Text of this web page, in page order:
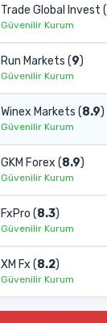
Trade Global Invest (
Güvenilir Kurum
Run Markets (9)
Güvenilir Kurum
Winex Markets (8.9)
Güvenilir Kurum
GKM Forex (8.9)
Güvenilir Kurum
FxPro (8.3)
Güvenilir Kurum
XM Fx (8.2)
Güvenilir Kurum